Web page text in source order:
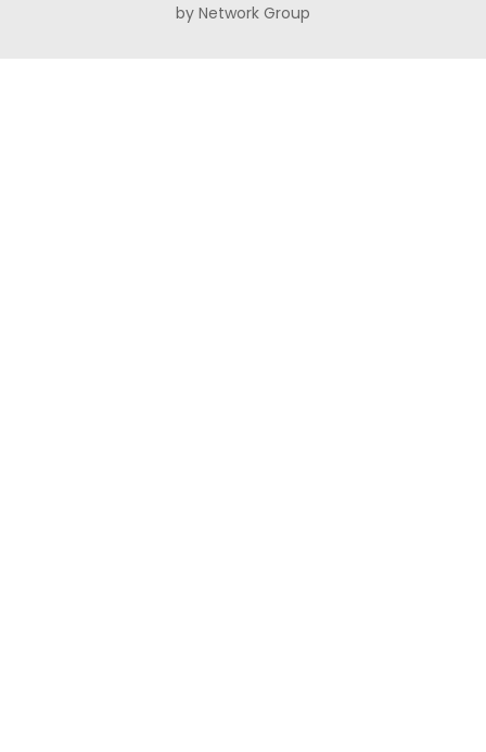
by Network Group